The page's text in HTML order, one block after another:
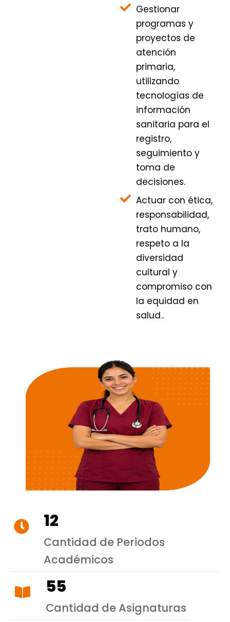
Gestionar
programas y
proyectos de
atención
primaria,
utilizando
tecnologías de
información
sanitaria para el
registro,
seguimiento y
toma de
decisiones.
Actuar con ética,
responsabilidad,
trato humano,
respeto a la
diversidad
cultural y
compromiso con
la equidad en
salud..
12
Cantidad de Periodos
Académicos
55
Cantidad de Asignaturas